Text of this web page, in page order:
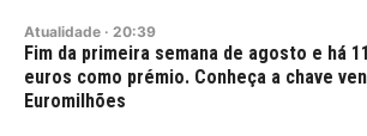
Atualidade · 20:39
Fim da primeira semana de agosto e há
euros como prémio. Conheça a chave
Euromilhões